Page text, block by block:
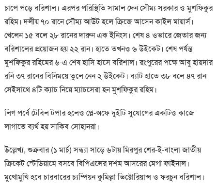
চাপে পড়ে বরিশাল। এরপর পরিস্থিতি সামাল দেন সৌম্য সরকার ও মুশফিকুর
রহিম। দলীয় ৭০ রানে সৌম্য আউট হলে ক্রিজে আসেন কাইল মায়ার্স।
খেলেন ১৫ বলে ২৮ রানের দারুন এক ইনিংস। শেষ ৪ ওভারে জেতার জন্য
বরিশালের প্রয়োজন হয় ২২ রান। হাতে তখনও ৬ উইকেট। শেষ পর্যন্ত
মুশফিকুর রহিমের ৬-এ শেষ হাসি হাসে বরিশাল। রংপুরের পক্ষে আবু হায়দার
রনি ৩৭ রানের বিনিময়ে তুলে নেন ২ উইকেট। ব্যাট হাতে ৩৮ বলে ৪৭ রান
সেইসাথে ৪টি ক্যাচ নিয়ে ম্যাচসেরা হন মুশফিকুর রহিম।
লিগ পর্বে টেবিল টপার হলেও প্লে-অফে দুইটি সুযোগের একটিও কাজে
লাগাতে ব্যর্থ হয় সাকিব-সোহানরা।
উল্লেখ্য, শুক্রবার (১ মার্চ) সন্ধ্যা সাড়ে ৬টায় মিরপুর শের-ই-বাংলা জাতীয়
ক্রিকেট স্টেডিয়ামে বসবে বিপিএলের দশম আসরের মেগা ফাইনাল।
মুখোমুখি হবে চারবারের চ্যম্পিয়ন কুমিল্লা ভিক্টোরিয়ান্স ও ফরচুন বরিশাল।